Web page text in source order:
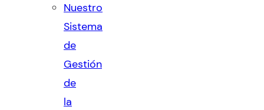
Nuestro
Sistema
de
Gestión
de
la